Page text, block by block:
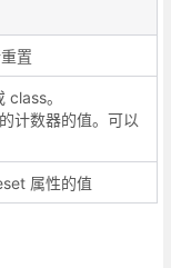
置
。
计数器的值。可以
属性的值